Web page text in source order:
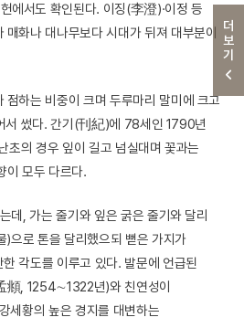
더보기
에서도 확인된다. 이징(李澄)·이정 등
화나 대나무보다 시대가 뒤져 대부분이
점하는 비중이 크며 두루마리 말미에 크고
서 썼다. 간기(刊紀)에 78세인 1790년
초의 경우 잎이 길고 넘실대며 꽃과는
이 모두 다르다.
데, 가는 줄기와 잎은 굵은 줄기와 달리
으로 톤을 달리했으되 뻗은 가지가
각도를 이루고 있다. 발문에 언급된
頫, 1254∼1322년)와 친연성이
세황의 높은 경지를 대변하는